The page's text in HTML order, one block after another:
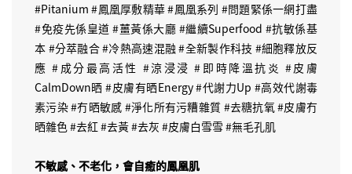
#Pitanium #鳳凰厚敷精華 #鳳凰系列 #問題緊係一網打盡
#免疫先係皇道 #薑黃係大廳 #繼續Superfood #抗敏係基
本 #分萃融合 #冷熱高速混融 #全新製作科技 #細胞釋放反
應 #成分最高活性 #涼浸浸 #即時降溫抗炎 #皮膚
CalmDown晒 #皮膚有晒Energy #代謝力Up #高效代謝毒
素污染 #冇晒敏感 #淨化所有污糟雜質 #去糖抗氧 #皮膚冇
晒雜色 #去紅 #去黃 #去灰 #皮膚白雪雪 #無毛孔肌
不敏感、不老化，會自癒的鳳凰肌